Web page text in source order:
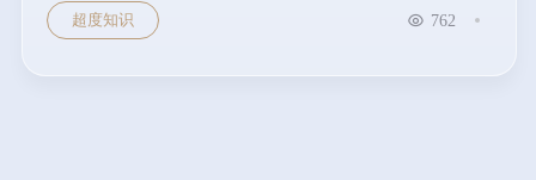
超度知识 762